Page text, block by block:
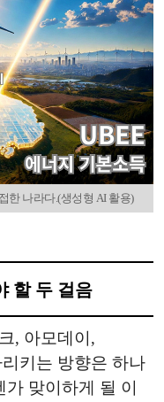
한 나라다.(생성형 AI 활용)
할 두 걸음
, 아모데이,
키는 방향은 하나
맞이하게 될 이